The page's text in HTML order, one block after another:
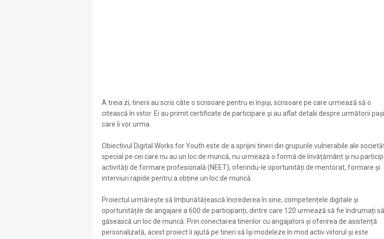
A treia zi, tinerii au scris câte o scrisoare pentru ei înșiși, scrisoare pe care urmează să o
citească în viitor. Ei au primit certificate de participare și au aflat detalii despre următorii
care îi vor urma.
Obiectivul Digital Works for Youth este de a sprijini tineri din grupurile vulnerabile ale
special pe cei care nu au un loc de muncă, nu urmează o formă de învățământ și nu
activități de formare profesională (NEET), oferindu-le oportunități de mentorat, formare și
interviuri rapide pentru a obține un loc de muncă.
Proiectul urmărește să îmbunătățească încrederea în sine, competențele digitale și
oportunitățile de angajare a 600 de participanți, dintre care 120 urmează să fie îndrumați
găsească un loc de muncă. Prin conectarea tinerilor cu angajatorii și oferirea de asistență
personalizată, acest proiect îi ajută pe tineri să își modeleze în mod activ viitorul și este